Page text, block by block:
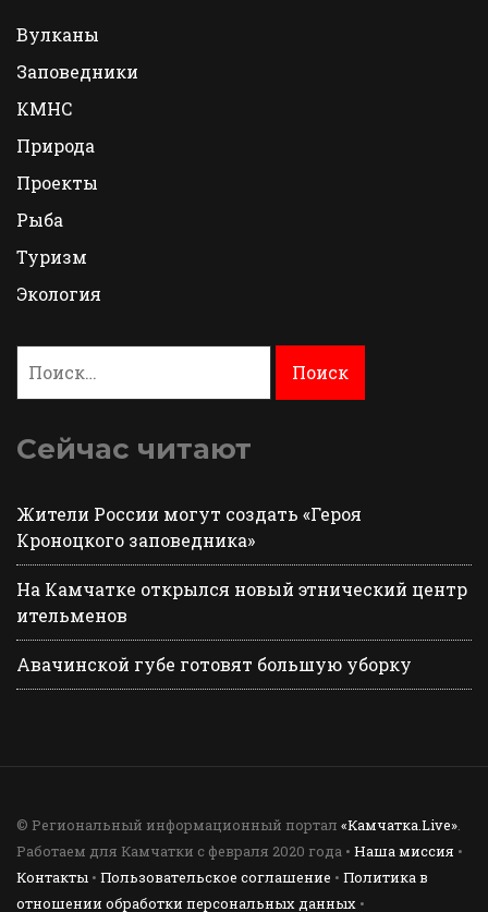
Вулканы
Заповедники
КМНС
Природа
Проекты
Рыба
Туризм
Экология
Сейчас читают
Жители России могут создать «Героя
Кроноцкого заповедника»
На Камчатке открылся новый этнический центр
ительменов
Авачинской губе готовят большую уборку
© Региональный информационный портал «Камчатка.Live»
Работаем для Камчатки с февраля 2020 года • Наша миссия •
Контакты • Пользовательское соглашение • Политика в
отношении обработки персональных данных •